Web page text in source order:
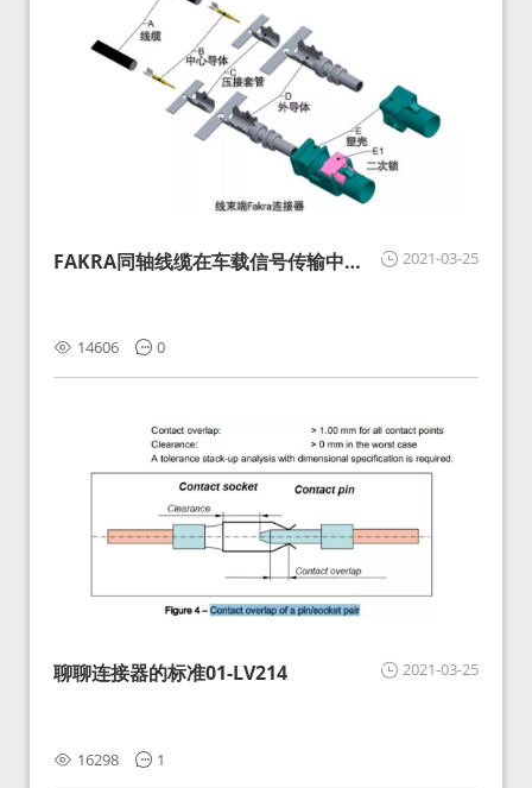
2021-03-25
FAKRA同轴线缆在车载信号传输中的
14606 0
2021-03-25
聊聊连接器的标准01-LV214
16298 1